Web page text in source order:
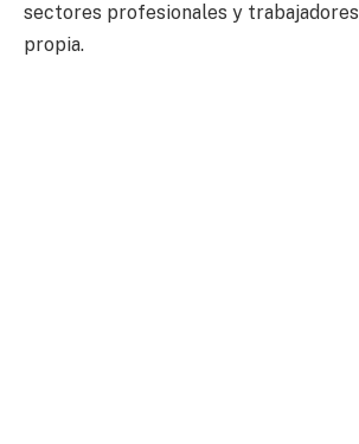
sectores profesionales y
propia.